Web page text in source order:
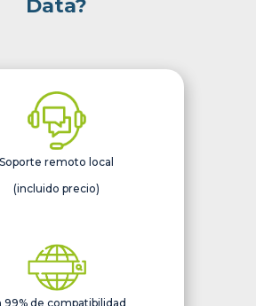
Data?
Soporte remoto local
(incluido precio)
99% de compatibilidad